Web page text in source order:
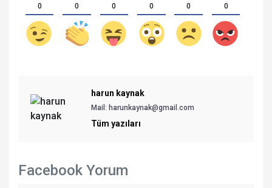
0 0 0 0 0 0
harun kaynak
Mail: harunkaynak@gmail.com
Tüm yazıları
Facebook Yorum